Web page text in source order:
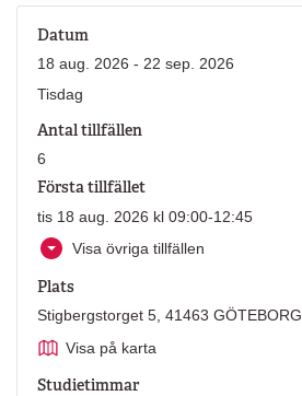
Datum
18 aug. 2026 - 22 sep. 2026
Tisdag
Antal tillfällen
6
Första tillfället
tis 18 aug. 2026 kl 09:00-12:45
Visa övriga tillfällen
Plats
Stigbergstorget 5, 41463 GÖTEBORG
Visa på karta
Studietimmar